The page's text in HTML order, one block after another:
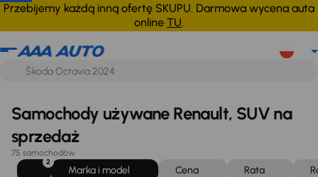
Przebijemy każdą inną ofertę SKUPU. Darmowa wycena auta
online TU.
Renault SUV Anuluj wszystko
Samochody używane Renault, SUV na
sprzedaż
75 samochodów
2
Marka i model Cena Rata